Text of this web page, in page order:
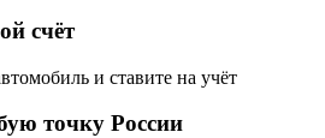
счёт
и ставите на учёт
точку России